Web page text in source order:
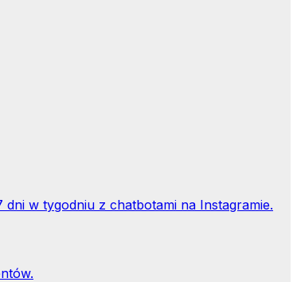
w tygodniu z chatbotami na Instagramie.